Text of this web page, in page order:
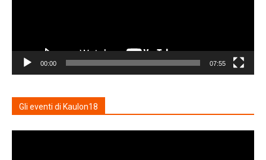
00:00 07:55
Gli eventi di Kaulon18